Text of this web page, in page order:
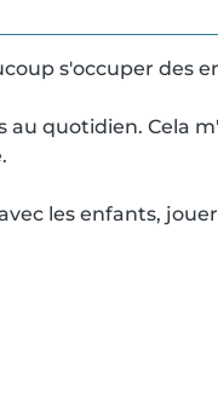
s'occuper des
quotidien. Cela
les enfants,